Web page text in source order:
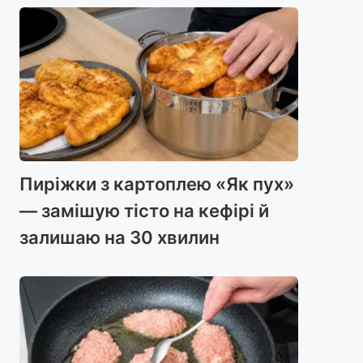
Пиріжки з картоплею «Як пух»
— замішую тісто на кефірі й
залишаю на 30 хвилин